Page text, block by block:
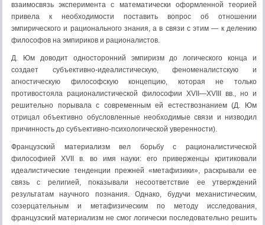
взаимосвязь эксперимента с математи­чески оформленной теорией
привела к необходимости по­ставить вопрос об отношении
эмпирического и рациональ­ного знания, а в связи с этим — к делению
философов на эмпириков и рационалистов.
Д. Юм доводит односторонний эмпиризм до логическо­го конца и
создает субъективно-идеалистическую, феноме­налистскую и
агностическую философскую концепцию, ко­торая не только
противостояла рационалистической фило­софии XVII—XVIII вв., но и
решительно порывала с сов­ременным ей естествознанием (Д. Юм
отрицал объективно обусловленные необходимые связи и низводил
причин­ность до субъективно-психологической уверенности).
Французский материализм вел борьбу с рационалисти­ческой
философией XVII в. во имя науки: его привержен­цы критиковали
идеалистические тенденции прежней «ме­тафизики», раскрывали ее
связь с религией, показывали несоответствие ее утверждений
результатам научного по­знания. Однако, будучи механистическим,
созерцательным и метафизическим по методу исследования,
французский материализм не смог логически последовательно решить